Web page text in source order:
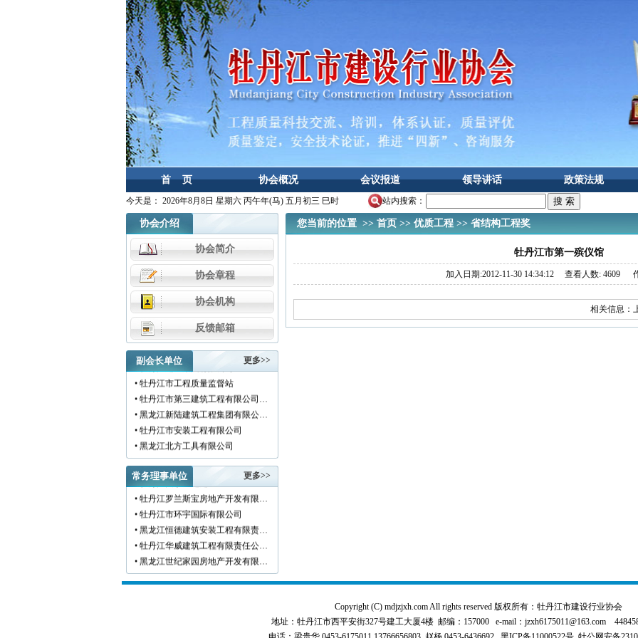
首 页 协会概况 会议报道 领导讲话 政策法规
今天是： 2026年8月8日 星期六 丙午年(马) 五月初三 巳时 站内搜索：
协会介绍
协会简介
协会章程
协会机构
反馈邮箱
副会长单位 更多>>
• 牡丹江建工集团有限公司
• 牡丹江市工程质量监督站
• 牡丹江市第三建筑工程有限公司…
• 黑龙江新陆建筑工程集团有限公…
• 牡丹江市安装工程有限公司
• 黑龙江北方工具有限公司
• 牡丹江市新阳房地产开发有限责…
• 牡丹江市供水工程有限责任公司…
• 黑龙江新宏基建设集团有限公司…
• 金跃集团有限公司
• 黑龙江海华建设集团
• 上海绿地集团牡丹江置业有限公…
• 牡丹江桃源房地产开发有限公司…
• 牡丹江华安塑料型材有限公司
• 牡丹江市科研建筑工程质量检测…
常务理事单位 更多>>
• 牡丹江大学基建处
• 牡丹江罗兰斯宝房地产开发有限…
• 牡丹江市环宇国际有限公司
• 黑龙江恒德建筑安装工程有限责…
• 牡丹江华威建筑工程有限责任公…
• 黑龙江世纪家园房地产开发有限…
• 牡丹江华隆房地产开发股份有限…
您当前的位置 >> 首页>> 优质工程>> 省结构工程奖
牡丹江市第一殡仪馆
加入日期:2012-11-30 14:34:12 查看人数: 4609
相关信息：
Copyright (C) mdjzjxh.com All rights reserved 版权所有：牡丹江市建设行业协会
地址：牡丹江市西平安街327号建工大厦4楼 邮编：157000 e-mail：jzxh6175011@163.com